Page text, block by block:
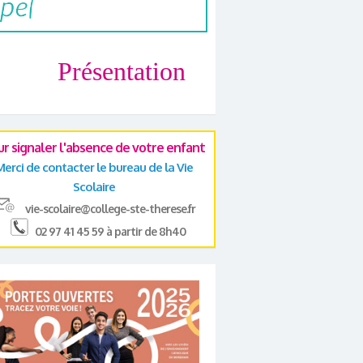
Présentation
signaler l'absence de votre enfant
de contacter le bureau de la Vie
Scolaire
vie-scolaire@college-ste-therese.fr
02 97 41 45 59 à partir de 8h40